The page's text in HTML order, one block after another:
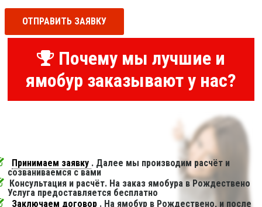
ОТПРАВИТЬ ЗАЯВКУ
Почему мы лучшие и
ямобур заказывают у нас?
Принимаем заявку . Далее мы производим расчёт и
созваниваемся с вами
Консультация и расчёт. На заказ ямобура в Рождествено
Услуга предоставляется бесплатно
Заключаем договор . На ямобур в Рождествено, и после